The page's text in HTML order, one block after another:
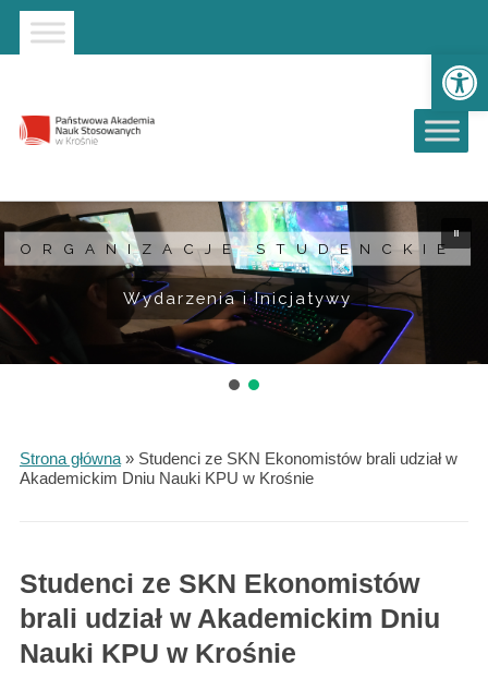
Strona główna
Przejdź do wyszukiwarki
Przejdź do menu głównego
ORGANIZACJE STUDENCKIE
Wydarzenia i Inicjatywy
Strona główna» Studenci ze SKN Ekonomistów brali udział w
Akademickim Dniu Nauki KPU w Krośnie
Studenci ze SKN Ekonomistów
brali udział w Akademickim Dniu
Nauki KPU w Krośnie